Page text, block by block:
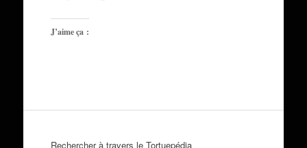
J’aime ça :
Rechercher à travers le Tortuepédia